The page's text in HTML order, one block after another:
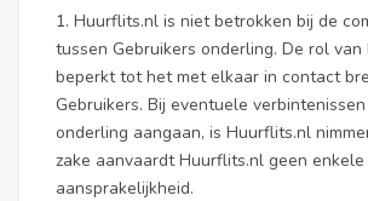
1. Huurflits.nl is niet betrokken bij de
tussen Gebruikers onderling. De rol
beperkt tot het met elkaar in contact
Gebruikers. Bij eventuele
onderling aangaan, is Huurflits.nl
zake aanvaardt Huurflits.nl geen enkele
aansprakelijkheid.